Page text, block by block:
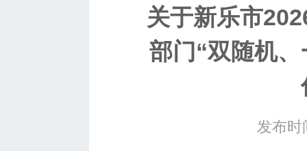
关于新乐市
部门“双随机
发布时